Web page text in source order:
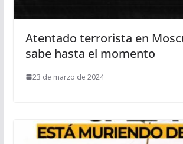
Atentado terrorista en
sabe hasta el momento
23 de marzo de 2024